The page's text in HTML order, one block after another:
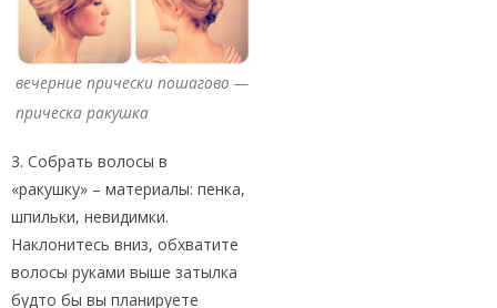
вечерние прически пошагово —
прическа ракушка
3. Собрать волосы в
«ракушку» – материалы: пенка,
шпильки, невидимки.
Наклонитесь вниз, обхватите
волосы руками выше затылка
будто бы вы планируете